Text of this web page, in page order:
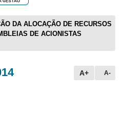
DA ALOCAÇÃO DE RECURSOS
DE ACIONISTAS
A+ A-